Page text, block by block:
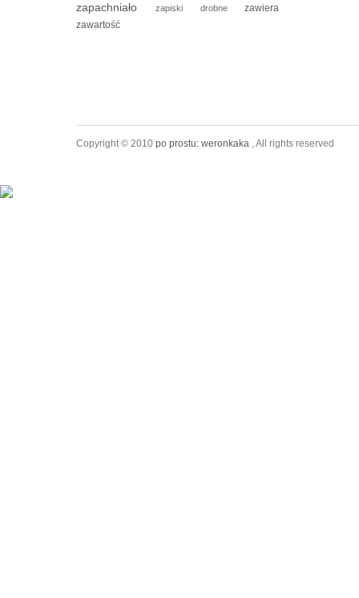
zapachniało zapiski drobnezawiera
zawartość
Copyright © 2010 po prostu: weronkaka , All rights reserved